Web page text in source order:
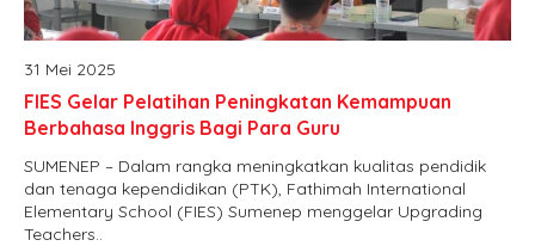
31 Mei 2025
FIES Gelar Pelatihan Peningkatan Kemampuan
Berbahasa Inggris Bagi Para Guru
SUMENEP – Dalam rangka meningkatkan kualitas pendidik
dan tenaga kependidikan (PTK), Fathimah International
Elementary School (FIES) Sumenep menggelar Upgrading
Teachers..